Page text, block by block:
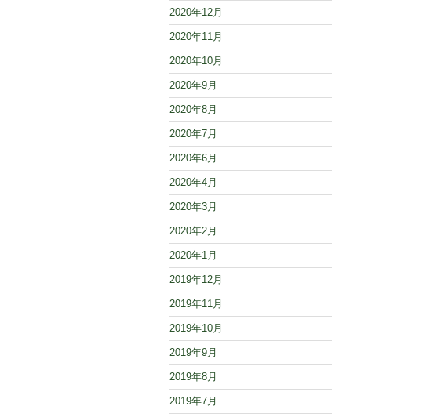
2020年12月
2020年11月
2020年10月
2020年9月
2020年8月
2020年7月
2020年6月
2020年4月
2020年3月
2020年2月
2020年1月
2019年12月
2019年11月
2019年10月
2019年9月
2019年8月
2019年7月